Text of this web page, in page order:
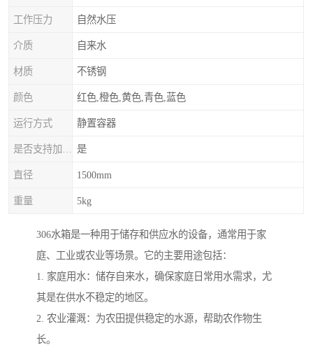
工作压力 自然水压
介质 自来水
材质 不锈钢
颜色 红色,橙色,黄色,青色,蓝色
运行方式 静置容器
是
直径 1500mm
重量 5kg
306水箱是一种用于储存和供应水的设备，通常用于家
庭、工业或农业等场景。它的主要用途包括：
1. 家庭用水：储存自来水，确保家庭日常用水需求，尤
其是在供水不稳定的地区。
2. 农业灌溉：为农田提供稳定的水源，帮助农作物生
长。